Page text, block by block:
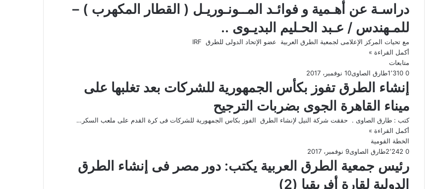
دراسـة عن أهـمية و فوائـد المــونـوريـل ( القطار المكهرب ) –
للمـهندس / عـبد الحـليم البديـوى ..
مع تحيات المركز الإعلامى لجمعية الطرق العربية عضو الإتحاد الدولى للطرق IRF
أكمل القراءة »
متابعات
طارق الصاوى10 نوفمبر، 2017 0
إنشاء الطرق تفوز بكأس الجمهورية للشركات بعد تغلبها على
ميناء القاهرة الجوى بضربات الترجيح
كتب : طارق الصاوى . حققت شركة النيل ﻹنشاء الطرق الفوز بكاس الجمهورية للشركات فى كرة القدم على ملعب السكر…
أكمل القراءة »
الخطة القومية
طارق الصاوى9 نوفمبر، 2017 0
رئيس جمعية الطرق العربية يكتب: دور مصر فى إنشاء الطرق
الدولية لقارة أفريقيا (2)